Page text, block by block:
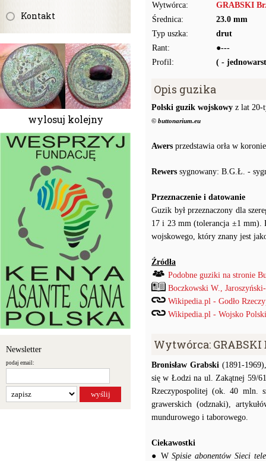
Kontakt
wylosuj kolejny
Newsletter
podaj email:
Wytwórca:
GRABSKI
Średnica:
23.0 mm
Typ uszka:
drut
Rant:
●---
Profil:
( -
Opis guzika
Polski guzik wojskowy z lat 20-
© buttonarium.eu
Awers przedstawia orła w
Rewers sygnowany: B.G.Ł. -
Przeznaczenie i datowanie
Guzik był przeznaczony dla
17 i 23 mm (tolerancja ±1 mm).
wojskowego, który znany jest
Źródła
Podobne guziki na stronie
Boczkowski W.,
Wikipedia.pl - Godło
Wikipedia.pl - Wojsko
Wytwórca: GRABSKI
Bronisław Grabski(1891-1969),
się w Łodzi na ul. Zakątnej 59/
Rzeczypospolitej (ok. 40 mln.
grawerskich (odznaki),
mundurowego i taborowego.
Ciekawostki
● WSpisie abonentów Sieci